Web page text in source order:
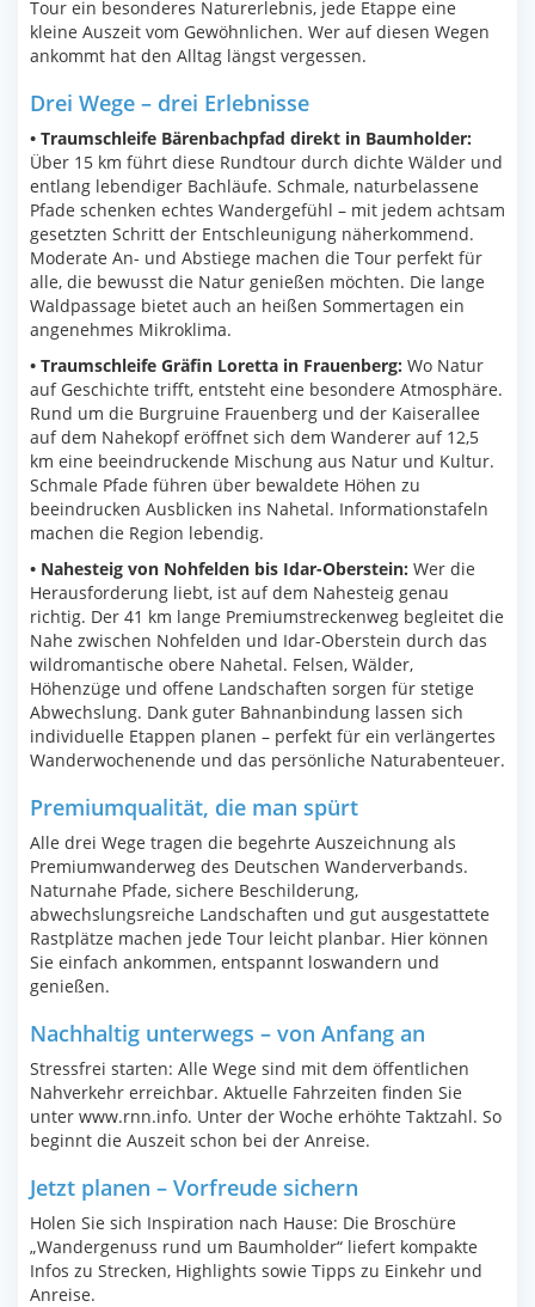
Tour ein besonderes Naturerlebnis, jede Etappe eine
kleine Auszeit vom Gewöhnlichen. Wer auf diesen Wegen
ankommt hat den Alltag längst vergessen.
Drei Wege – drei Erlebnisse
• Traumschleife Bärenbachpfad direkt in Baumholder:
Über 15 km führt diese Rundtour durch dichte Wälder und
entlang lebendiger Bachläufe. Schmale, naturbelassene
Pfade schenken echtes Wandergefühl – mit jedem achtsam
gesetzten Schritt der Entschleunigung näherkommend.
Moderate An- und Abstiege machen die Tour perfekt für
alle, die bewusst die Natur genießen möchten. Die lange
Waldpassage bietet auch an heißen Sommertagen ein
angenehmes Mikroklima.
• Traumschleife Gräfin Loretta in Frauenberg: Wo Natur
auf Geschichte trifft, entsteht eine besondere Atmosphäre.
Rund um die Burgruine Frauenberg und der Kaiserallee
auf dem Nahekopf eröffnet sich dem Wanderer auf 12,5
km eine beeindruckende Mischung aus Natur und Kultur.
Schmale Pfade führen über bewaldete Höhen zu
beeindrucken Ausblicken ins Nahetal. Informationstafeln
machen die Region lebendig.
• Nahesteig von Nohfelden bis Idar-Oberstein: Wer die
Herausforderung liebt, ist auf dem Nahesteig genau
richtig. Der 41 km lange Premiumstreckenweg begleitet die
Nahe zwischen Nohfelden und Idar-Oberstein durch das
wildromantische obere Nahetal. Felsen, Wälder,
Höhenzüge und offene Landschaften sorgen für stetige
Abwechslung. Dank guter Bahnanbindung lassen sich
individuelle Etappen planen – perfekt für ein verlängertes
Wanderwochenende und das persönliche Naturabenteuer.
Premiumqualität, die man spürt
Alle drei Wege tragen die begehrte Auszeichnung als
Premiumwanderweg des Deutschen Wanderverbands.
Naturnahe Pfade, sichere Beschilderung,
abwechslungsreiche Landschaften und gut ausgestattete
Rastplätze machen jede Tour leicht planbar. Hier können
Sie einfach ankommen, entspannt loswandern und
genießen.
Nachhaltig unterwegs – von Anfang an
Stressfrei starten: Alle Wege sind mit dem öffentlichen
Nahverkehr erreichbar. Aktuelle Fahrzeiten finden Sie
unter www.rnn.info. Unter der Woche erhöhte Taktzahl. So
beginnt die Auszeit schon bei der Anreise.
Jetzt planen – Vorfreude sichern
Holen Sie sich Inspiration nach Hause: Die Broschüre
„Wandergenuss rund um Baumholder“ liefert kompakte
Infos zu Strecken, Highlights sowie Tipps zu Einkehr und
Anreise.